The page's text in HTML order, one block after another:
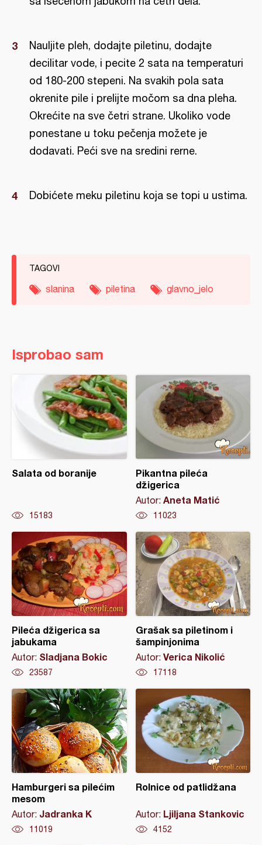
Nauljite pleh, dodajte piletinu, dodajte
decilitar vode, i pecite 2 sata na temperaturi
od 180-200 stepeni. Na svakih pola sata
okrenite pile i prelijte močom sa dna pleha.
Okrećite na sve četri strane. Ukoliko vode
ponestane u toku pečenja možete je
dodavati. Peći sve na sredini rerne.
Dobićete meku piletinu koja se topi u ustima.
TAGOVI
slanina piletina glavno_jelo
Isprobao sam
Salata od boranije
15183
Pikantna pileća
džigerica
Autor: Aneta Matić
11023
Pileća džigerica sa
jabukama
Autor: Sladjana Bokic
23587
Grašak sa piletinom i
šampinjonima
Autor: Verica Nikolić
17118
Hamburgeri sa pilećim
mesom
Autor: Jadranka K
11019
Rolnice od patlidžana
Autor: Ljiljana Stankovic
4152